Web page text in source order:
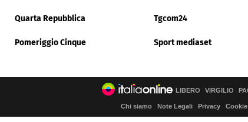
Quarta Repubblica Tgcom24
Pomeriggio Cinque Sport mediaset
LIBERO VIRGILIO
Chi siamo Note Legali Privacy